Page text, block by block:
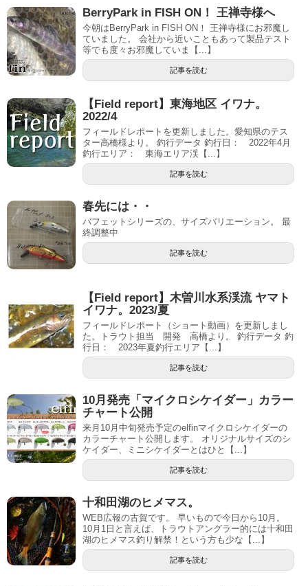
BerryPark in FISH ON！ 王禅寺様へ
今朝はBerryPark in FISH ON！ 王禅寺様にお邪魔し
ていました。 会社から近いこともあって製品テスト
等でも度々お邪魔していま【...】
記事を読む
【Field report】東海地区 イワナ。
2022/4
フィールドレポートを更新しました。愛知県のテス
ター高橋様より。 釣行データ 釣行日： 2022年4月
釣行エリア： 東海エリア渓【...】
記事を読む
春先には・・
バフェットシリーズの、サイズバリエーション。 最
終調整中
記事を読む
【Field report】木曽川水系渓流 ヤマト
イワナ。2023/夏
フィールドレポート（ショート動画）を更新しまし
た。トラウト担当 開発 高橋より。 釣行データ 釣
行日： 2023年夏釣行エリア【...】
記事を読む
10月発売「マイクロシケイダー」カラー
チャート公開
来月10月中旬発売予定のelfinマイクロシケイダーの
カラーチャート公開します。 オリジナルサイズのシ
ケイダー、ミニシケイダーとはひと【...】
記事を読む
十和田湖のヒメマス。
WEB広報の古賀です。 早いもので今日から10月。
10月1日と言えば、トラウトアングラー的には十和田
湖のヒメマス釣り解禁！という方も少な【...】
記事を読む